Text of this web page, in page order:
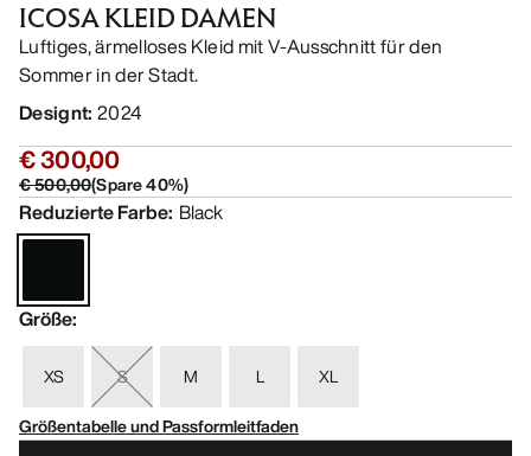
ICOSA KLEID DAMEN
Luftiges, ärmelloses Kleid mit V-Ausschnitt für den
Sommer in der Stadt.
Designt: 2024
€ 300,00
€ 500,00(Spare40%)
Reduzierte Farbe: Black
Größe:
XS S M L
XL
Größentabelle und Passformleitfaden